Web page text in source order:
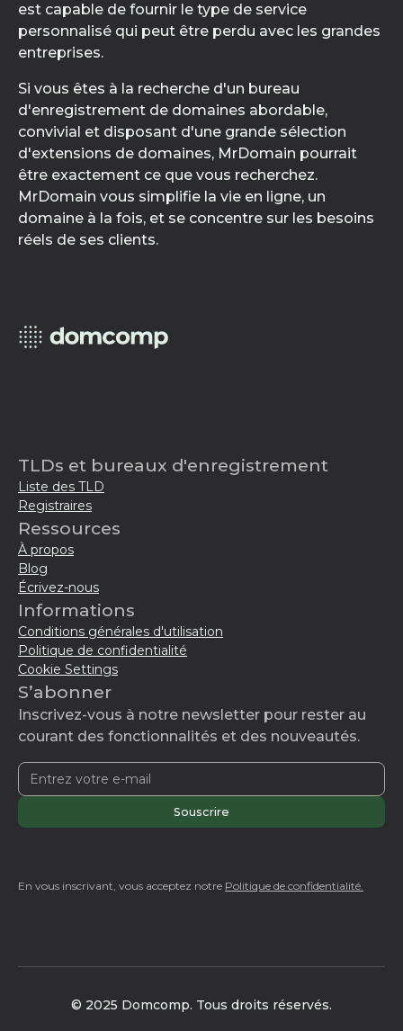
est capable de fournir le type de service
personnalisé qui peut être perdu avec les grandes
entreprises.
Si vous êtes à la recherche d'un bureau
d'enregistrement de domaines abordable,
convivial et disposant d'une grande sélection
d'extensions de domaines, MrDomain pourrait
être exactement ce que vous recherchez.
MrDomain vous simplifie la vie en ligne, un
domaine à la fois, et se concentre sur les besoins
réels de ses clients.
TLDs et bureaux d'enregistrement
Liste des TLD
Registraires
Ressources
À propos
Blog
Écrivez-nous
Informations
Conditions générales d'utilisation
Politique de confidentialité
Cookie Settings
S’abonner
Inscrivez-vous à notre newsletter pour rester au
courant des fonctionnalités et des nouveautés.
En vous inscrivant, vous acceptez notre Politique de confidentialité.
© 2025 Domcomp. Tous droits réservés.